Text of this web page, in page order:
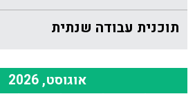
תוכנית עבודה שנתית